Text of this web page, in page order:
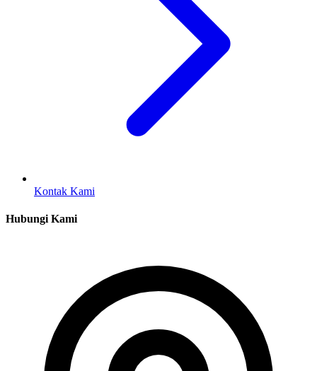
Kontak Kami
Hubungi Kami